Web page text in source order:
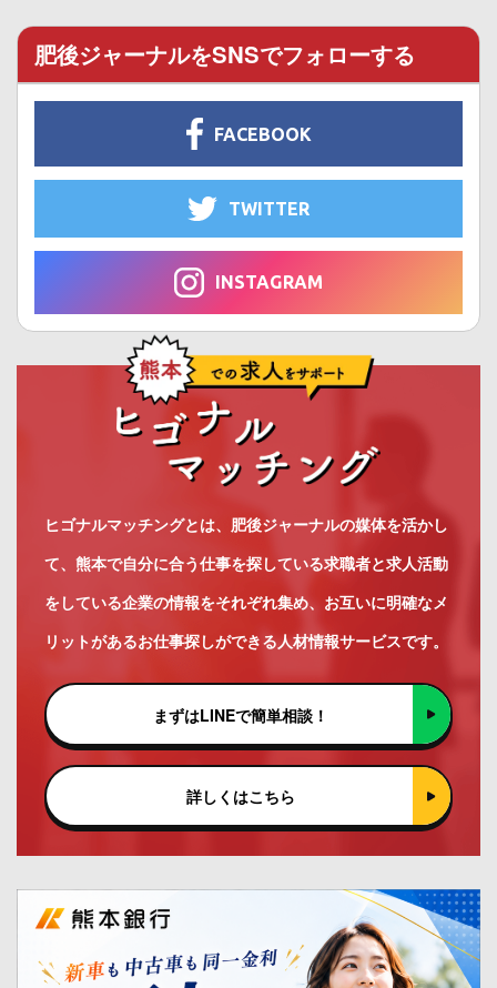
肥後ジャーナルをSNSでフォローする
FACEBOOK
TWITTER
INSTAGRAM
ヒゴナルマッチングとは、肥後ジャーナルの媒体を活かし
て、熊本で自分に合う仕事を探している求職者と求人活動
をしている企業の情報をそれぞれ集め、お互いに明確なメ
リットがあるお仕事探しができる人材情報サービスです。
まずはLINEで簡単相談！
詳しくはこちら